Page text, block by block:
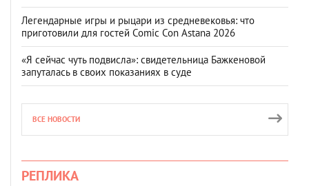
Легендарные игры и рыцари из средневековья: что
приготовили для гостей Comic Con Astana 2026
«Я сейчас чуть подвисла»: свидетельница Бажкеновой
запуталась в своих показаниях в суде
ВСЕ НОВОСТИ
РЕПЛИКА